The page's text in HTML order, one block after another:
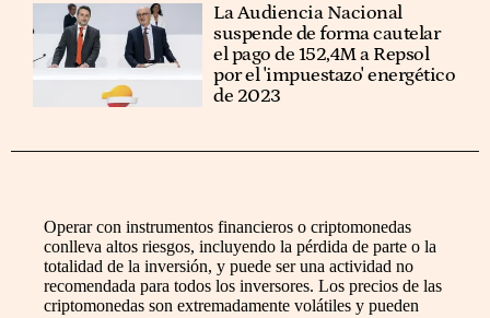
La Audiencia Nacional
suspende de forma cautelar
el pago de 152,4M a Repsol
por el 'impuestazo' energético
de 2023
Operar con instrumentos financieros o criptomonedas
conlleva altos riesgos, incluyendo la pérdida de parte o la
totalidad de la inversión, y puede ser una actividad no
recomendada para todos los inversores. Los precios de las
criptomonedas son extremadamente volátiles y pueden